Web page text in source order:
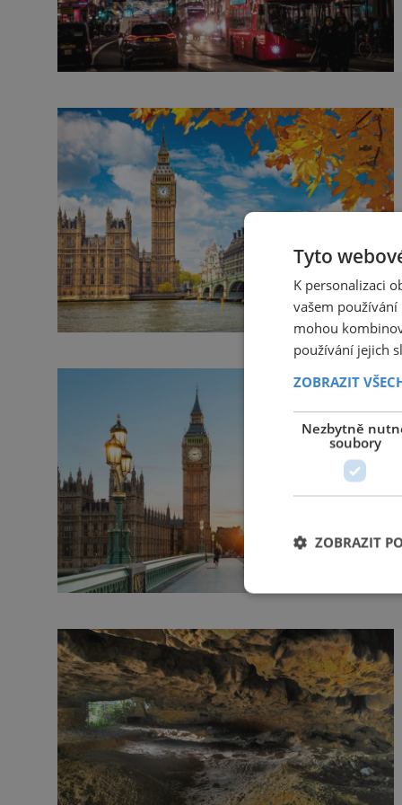
Tyto
K personalizaci
vašem
mohou
používání jejich
ZOBRAZIT
Nezbytně
soubory
ZOBRAZIT